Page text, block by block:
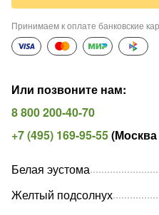
Принимаем к оплате банковские
Или позвоните нам:
8 800 200-40-70
+7 (495) 169-95-55(
Белая эустома
Желтый подсолнух